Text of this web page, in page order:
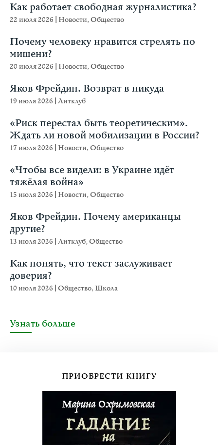
Как работает свободная журналистика?
22 июля 2026 Новости,Общество
Почему человеку нравится стрелять по
мишени?
20 июля 2026 Новости,Общество
Яков Фрейдин. Возврат в никуда
19 июля 2026 Литклуб
«Риск перестал быть теоретическим».
Ждать ли новой мобилизации в России?
17 июля 2026 Новости,Общество
«Чтобы все видели: в Украине идёт
тяжёлая война»
15 июля 2026 Новости,Общество
Яков Фрейдин. Почему американцы
другие?
13 июля 2026 Литклуб,Общество
Как понять, что текст заслуживает
доверия?
10 июля 2026 Общество, Школа
Узнать больше
ПРИОБРЕСТИ КНИГУ